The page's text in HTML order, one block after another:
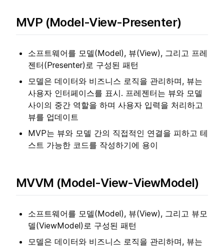
MVP (Model-View-Presenter)
소프트웨어를 모델(Model), 뷰(View), 그리고 프레
젠터(Presenter)로 구성된 패턴
모델은 데이터와 비즈니스 로직을 관리하며, 뷰는
사용자 인터페이스를 표시. 프레젠터는 뷰와 모델
사이의 중간 역할을 하며 사용자 입력을 처리하고
뷰를 업데이트
MVP는 뷰와 모델 간의 직접적인 연결을 피하고 테
스트 가능한 코드를 작성하기에 용이
MVVM (Model-View-ViewModel)
소프트웨어를 모델(Model), 뷰(View), 그리고 뷰모
델(ViewModel)로 구성된 패턴
모델은 데이터와 비즈니스 로직을 관리하며, 뷰는